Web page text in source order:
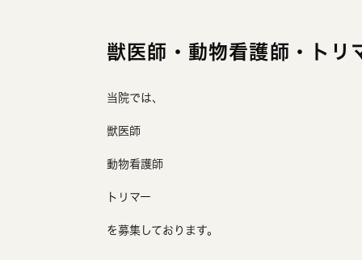
獣医師・動物看護師・トリ
当院では、
獣医師
動物看護師
トリマー
を募集しております。